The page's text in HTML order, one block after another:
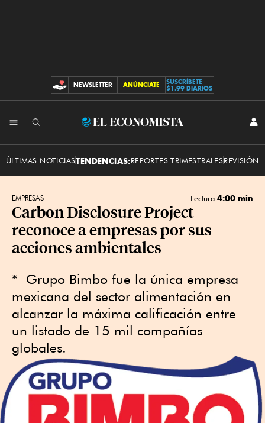
CONTRIBUCIONES
NEWSLETTER ANÚNCIATE
SUSCRÍBETE
$1.99 DIARIOS
El
ÚLTIMAS NOTICIASTENDENCIAS:REPORTES TRIMESTRALESREVISIÓN
EMPRESAS Lectura 4:00 min
Carbon Disclosure Project
reconoce a empresas por sus
acciones ambientales
* Grupo Bimbo fue la única empresa
mexicana del sector alimentación en
alcanzar la máxima calificación entre
un listado de 15 mil compañías
globales.